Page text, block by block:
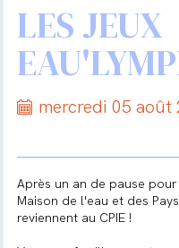
LES JEUX
mercredi 05 août
Après un an de pause
Maison de l'eau et des
reviennent au CPIE !